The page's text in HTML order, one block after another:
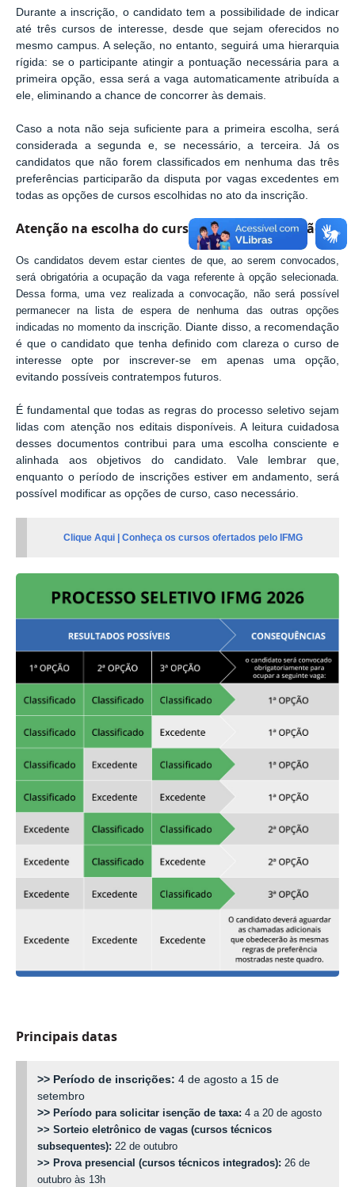
Durante a inscrição, o candidato tem a possibilidade de indicar
até três cursos de interesse, desde que sejam oferecidos no
mesmo campus. A seleção, no entanto, seguirá uma hierarquia
rígida: se o participante atingir a pontuação necessária para a
primeira opção, essa será a vaga automaticamente atribuída a
ele, eliminando a chance de concorrer às demais.
Caso a nota não seja suficiente para a primeira escolha, será
considerada a segunda e, se necessário, a terceira. Já os
candidatos que não forem classificados em nenhuma das três
preferências participarão da disputa por vagas excedentes em
todas as opções de cursos escolhidas no ato da inscrição.
Atenção na escolha do curso durante a inscrição
Os candidatos devem estar cientes de que, ao serem convocados,
será obrigatória a ocupação da vaga referente à opção selecionada.
Dessa forma, uma vez realizada a convocação, não será possível
permanecer na lista de espera de nenhuma das outras opções
indicadas no momento da inscrição. Diante disso, a recomendação
é que o candidato que tenha definido com clareza o curso de
interesse opte por inscrever-se em apenas uma opção,
evitando possíveis contratempos futuros.
É fundamental que todas as regras do processo seletivo sejam
lidas com atenção nos editais disponíveis. A leitura cuidadosa
desses documentos contribui para uma escolha consciente e
alinhada aos objetivos do candidato. Vale lembrar que,
enquanto o período de inscrições estiver em andamento, será
possível modificar as opções de curso, caso necessário.
Clique Aqui | Conheça os cursos ofertados pelo IFMG
Principais datas
>> Período de inscrições: 4 de agosto a 15 de
setembro
>> Período para solicitar isenção de taxa: 4 a 20 de agosto
>> Sorteio eletrônico de vagas (cursos técnicos
subsequentes):22 de outubro
>> Prova presencial (cursos técnicos integrados): 26 de
outubro às 13h